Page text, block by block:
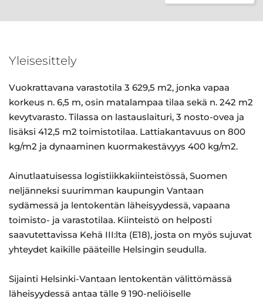
Yleisesittely
Vuokrattavana varastotila 3 629,5 m2, jonka vapaa
korkeus n. 6,5 m, osin matalampaa tilaa sekä n. 242 m2
kevytvarasto. Tilassa on lastauslaituri, 3 nosto-ovea ja
lisäksi 412,5 m2 toimistotilaa. Lattiakantavuus on 800
kg/m2 ja dynaaminen kuormakestävyys 400 kg/m2.
Ainutlaatuisessa logistiikkakiinteistössä, Suomen
neljänneksi suurimman kaupungin Vantaan
sydämessä ja lentokentän läheisyydessä, vapaana
toimisto- ja varastotilaa. Kiinteistö on helposti
saavutettavissa Kehä III:lta (E18), josta on myös sujuvat
yhteydet kaikille pääteille Helsingin seudulla.
Sijainti Helsinki-Vantaan lentokentän välittömässä
läheisyydessä antaa tälle 9 190-neliöiselle